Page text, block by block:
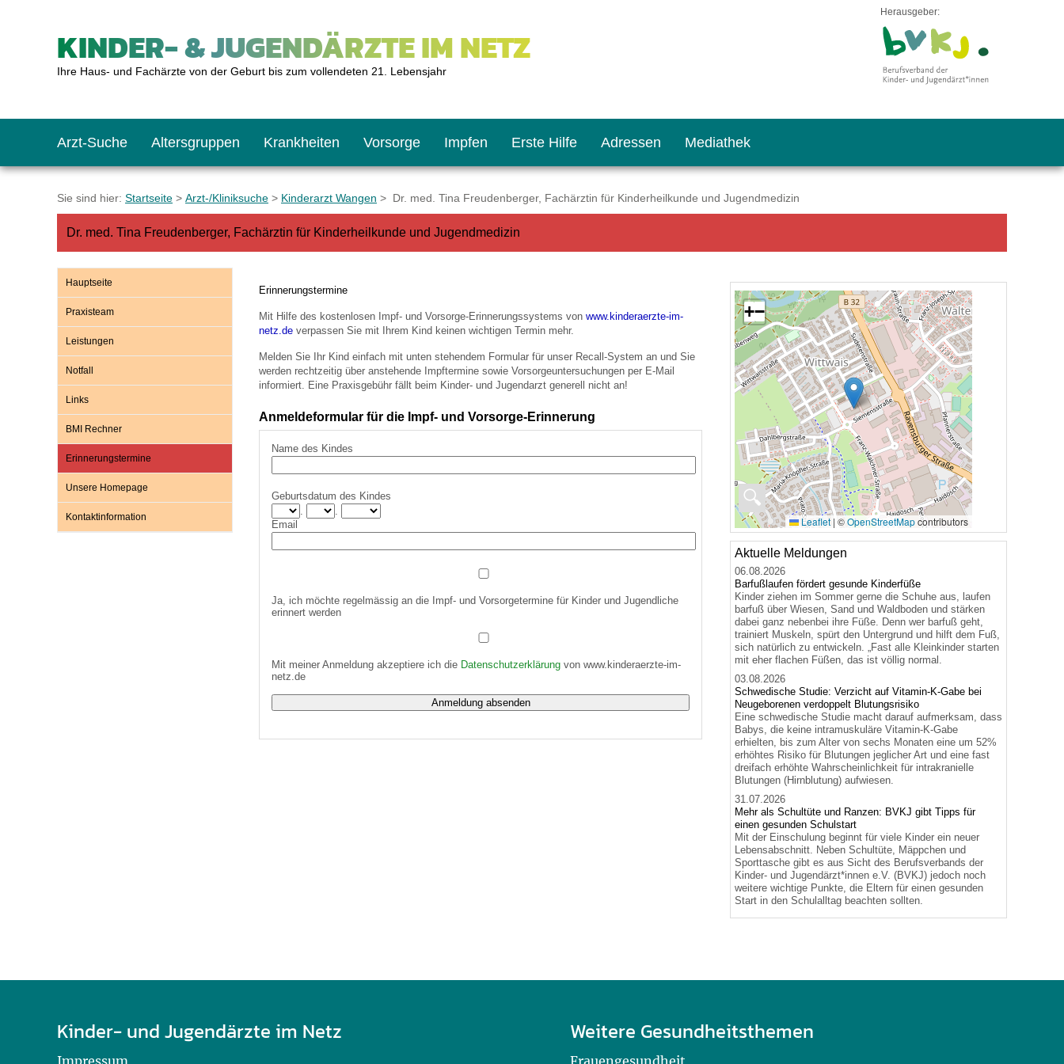
KINDER- & JUGENDÄRZTE IM NETZ
Ihre Haus- und Fachärzte von der Geburt bis zum vollendeten 21. Lebensjahr
Herausgeber:
Arzt-Suche Altersgruppen
Das erste Jahr
Schulkinder
Krankheiten Vorsorge
Baby: U1 bis U6
Schulkind: U10 bis U11
Impfen
Impfkalender
Was muss man beachten?
Häufige Fragen
Recht auf Impfung
Erste Hilfe
Notrufnummern
Hausapotheke
Adressen
Notdienste
Gesundheitsämter
Mediathek
BMI-Rechner
Blutdruckrechner
Hörlexikon
Material zu den Vorsorgen
Broschüren und Informationsflyer
Familienzeit gesund gestalten
U0-Vorsorge
Sie sind hier: Startseite > Arzt-/Kliniksuche > Kinderarzt Wangen > Dr. med. Tina Freudenberger, Fachärztin für Kinderheilkunde und Jugendmedizin
Dr. med. Tina Freudenberger, Fachärztin für Kinderheilkunde und Jugendmedizin
Hauptseite
Praxisteam
Leistungen
Notfall
Links
BMI Rechner
Erinnerungstermine
Unsere Homepage
Kontaktinformation
Erinnerungstermine
Mit Hilfe des kostenlosen Impf- und Vorsorge-Erinnerungssystems von www.kinderaerzte-im-
netz.de verpassen Sie mit Ihrem Kind keinen wichtigen Termin mehr.
Melden Sie Ihr Kind einfach mit unten stehendem Formular für unser Recall-System an und Sie
werden rechtzeitig über anstehende Impftermine sowie Vorsorgeuntersuchungen per E-Mail
informiert. Eine Praxisgebühr fällt beim Kinder- und Jugendarzt generell nicht an!
Anmeldeformular für die Impf- und Vorsorge-Erinnerung
Name des Kindes
Geburtsdatum des Kindes
.
.
Email
Ja, ich möchte regelmässig an die Impf- und Vorsorgetermine für Kinder und Jugendliche
erinnert werden
Mit meiner Anmeldung akzeptiere ich die Datenschutzerklärung von www.kinderaerzte-im-
netz.de
🔍
+−
Leaflet | ©OpenStreetMapcontributors
Aktuelle Meldungen
06.08.2026
Barfußlaufen fördert gesunde Kinderfüße
Kinder ziehen im Sommer gerne die Schuhe aus, laufen
barfuß über Wiesen, Sand und Waldboden und stärken
dabei ganz nebenbei ihre Füße. Denn wer barfuß geht,
trainiert Muskeln, spürt den Untergrund und hilft dem Fuß,
sich natürlich zu entwickeln. „Fast alle Kleinkinder starten
mit eher flachen Füßen, das ist völlig normal.
03.08.2026
Schwedische Studie: Verzicht auf Vitamin-K-Gabe bei
Neugeborenen verdoppelt Blutungsrisiko
Eine schwedische Studie macht darauf aufmerksam, dass
Babys, die keine intramuskuläre Vitamin-K-Gabe
erhielten, bis zum Alter von sechs Monaten eine um 52%
erhöhtes Risiko für Blutungen jeglicher Art und eine fast
dreifach erhöhte Wahrscheinlichkeit für intrakranielle
Blutungen (Hirnblutung) aufwiesen.
31.07.2026
Mehr als Schultüte und Ranzen: BVKJ gibt Tipps für
einen gesunden Schulstart
Mit der Einschulung beginnt für viele Kinder ein neuer
Lebensabschnitt. Neben Schultüte, Mäppchen und
Sporttasche gibt es aus Sicht des Berufsverbands der
Kinder- und Jugendärzt*innen e.V. (BVKJ) jedoch noch
weitere wichtige Punkte, die Eltern für einen gesunden
Start in den Schulalltag beachten sollten.
Kinder- und Jugendärzte im Netz
Impressum
Weitere Gesundheitsthemen
Frauengesundheit